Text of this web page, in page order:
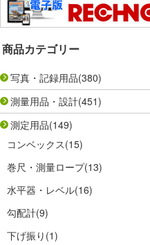
商品カテゴリー
写真・記録用品(380)
測量用品・設計(451)
測定用品(149)
コンベックス(15)
巻尺・測量ロープ(13)
水平器・レベル(16)
勾配計(9)
下げ振り (1)